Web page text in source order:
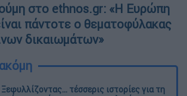
στο ethnos.gr: «Η Ευρώπη
πάντοτε ο θεματοφύλακας
δικαιωμάτων»
Ξεφυλλίζοντας... τέσσερις ιστορίες για τη